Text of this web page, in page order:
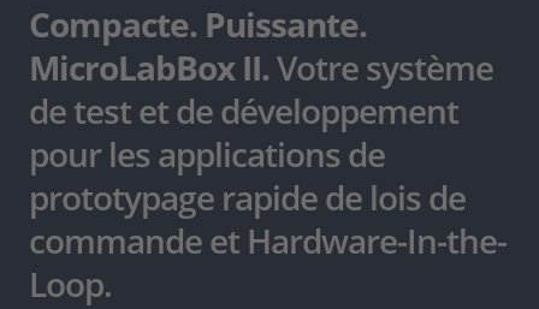
Compacte. Puissante.
MicroLabBox II.Votre système
de test et de développement
pour les applications de
prototypage rapide de lois de
commande et Hardware-In-the-
Loop.